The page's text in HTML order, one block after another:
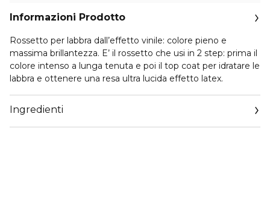
Informazioni Prodotto
Rossetto per labbra dall’effetto vinile: colore pieno e
massima brillantezza. E’ il rossetto che usi in 2 step: prima il
colore intenso a lunga tenuta e poi il top coat per idratare le
labbra e ottenere una resa ultra lucida effetto latex.
Ingredienti